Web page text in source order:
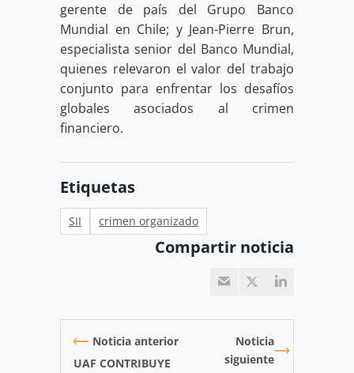
gerente de país del Grupo Banco
Mundial en Chile; y Jean-Pierre Brun,
especialista senior del Banco Mundial,
quienes relevaron el valor del trabajo
conjunto para enfrentar los desafíos
globales asociados al crimen
financiero.
Etiquetas
SII crimen organizado
Compartir noticia
Noticia anterior
UAF CONTRIBUYE
Noticia
siguiente